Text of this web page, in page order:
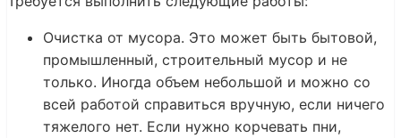
Очистка от мусора. Это может быть бытовой,
промышленный, строительный мусор и не
только. Иногда объем небольшой и можно со
всей работой справиться вручную, если ничего
тяжелого нет. Если нужно корчевать пни,